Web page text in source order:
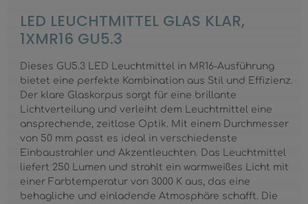
LED LEUCHTMITTEL GLAS KLAR,
1XMR16 GU5.3
Dieses GU5.3 LED Leuchtmittel in MR16-Ausführung
bietet eine perfekte Kombination aus Stil und Effizienz.
Der klare Glaskorpus sorgt für eine brillante
Lichtverteilung und verleiht dem Leuchtmittel eine
ansprechende, zeitlose Optik. Mit einem Durchmesser
von 50 mm passt es ideal in verschiedenste
Einbaustrahler und Akzentleuchten. Das Leuchtmittel
liefert 250 Lumen und strahlt ein warmweißes Licht mit
einer Farbtemperatur von 3000 K aus, das eine
behagliche und einladende Atmosphäre schafft. Die